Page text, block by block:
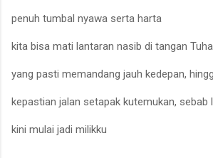
penuh tumbal nyawa serta harta
kita bisa mati lantaran nasib di tangan
yang pasti memandang jauh kedepan,
kepastian jalan setapak kutemukan, sebab
kini mulai jadi milikku